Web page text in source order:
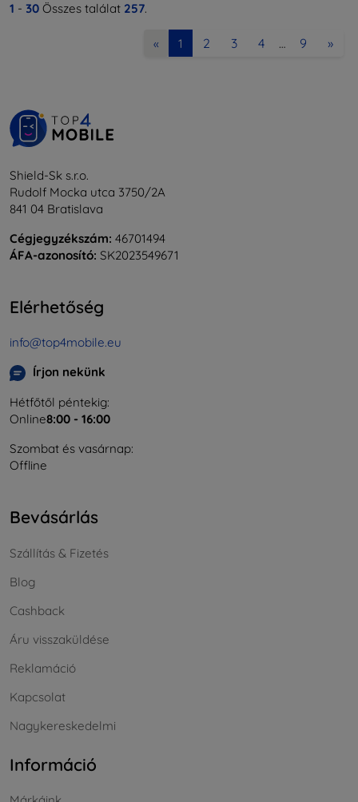
1 - 30 Összes találat 257.
« 1 2 3 4 … 9 »
Shield-Sk s.r.o.
Rudolf Mocka utca 3750/2A
841 04 Bratislava
Cégjegyzékszám: 46701494
ÁFA-azonosító: SK2023549671
Elérhetőség
info@top4mobile.eu
Írjon nekünk
Hétfőtől péntekig:
Online8:00 - 16:00
Szombat és vasárnap:
Offline
Bevásárlás
Szállítás & Fizetés
Blog
Cashback
Áru visszaküldése
Reklamáció
Kapcsolat
Nagykereskedelmi
Információ